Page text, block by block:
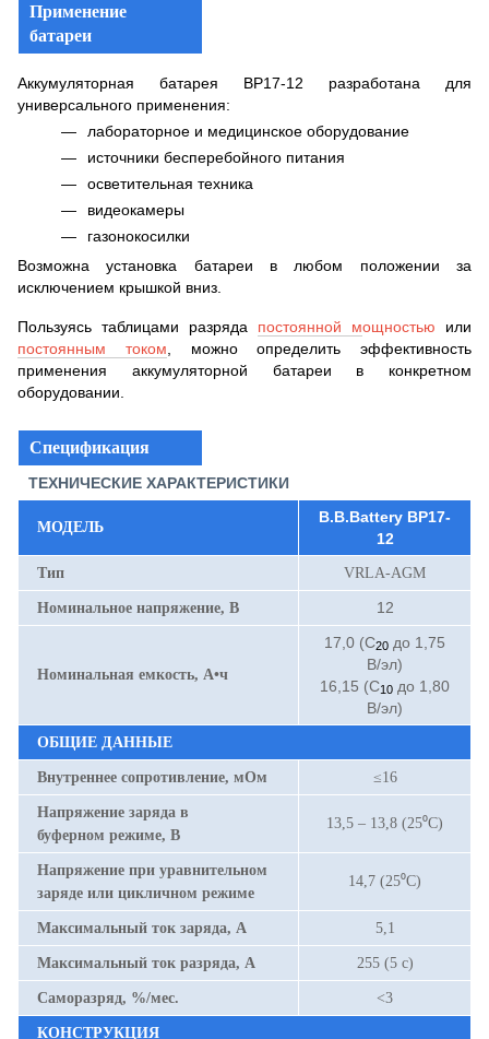
Применение
батареи
Аккумуляторная батарея BP17-12 разработана для
универсального применения:
лабораторное и медицинское оборудование
источники бесперебойного питания
осветительная техника
видеокамеры
газонокосилки
Возможна установка батареи в любом положении за
исключением крышкой вниз.
Пользуясь таблицами разряда постоянной мощностью или
постоянным током , можно определить эффективность
применения аккумуляторной батареи в конкретном
оборудовании.
Спецификация
ТЕХНИЧЕСКИЕ ХАРАКТЕРИСТИКИ
МОДЕЛЬ
B.B.Battery BP17-
12
Тип VRLA-AGM
Номинальное напряжение, В 12
Номинальная емкость, А•ч
17,0 (С20 до 1,75
В/эл)
16,15 (С10 до 1,80
В/эл)
ОБЩИЕ ДАННЫЕ
Внутреннее сопротивление, мОм ≤16
Напряжение заряда в
буферном режиме, В
13,5 – 13,8 (25⁰С)
Напряжение при уравнительном
заряде или цикличном режиме
14,7 (25⁰С)
Максимальный ток заряда, А 5,1
Максимальный ток разряда, А 255 (5 с)
Саморазряд, %/мес. <3
КОНСТРУКЦИЯ